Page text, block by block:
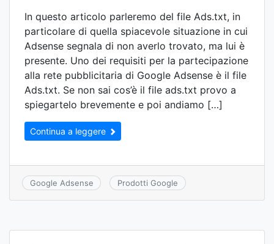
In questo articolo parleremo del file Ads.txt, in
particolare di quella spiacevole situazione in cui
Adsense segnala di non averlo trovato, ma lui è
presente. Uno dei requisiti per la partecipazione
alla rete pubblicitaria di Google Adsense è il file
Ads.txt. Se non sai cos’è il file ads.txt provo a
spiegartelo brevemente e poi andiamo […]
Continua a leggere
Google Adsense Prodotti Google